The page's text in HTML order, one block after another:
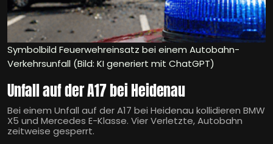
Symbolbild Feuerwehreinsatz bei einem Autobahn-
Verkehrsunfall (Bild: KI generiert mit ChatGPT)
Unfall auf der A17 bei Heidenau
Bei einem Unfall auf der A17 bei Heidenau kollidieren BMW
X5 und Mercedes E-Klasse. Vier Verletzte, Autobahn
zeitweise gesperrt.